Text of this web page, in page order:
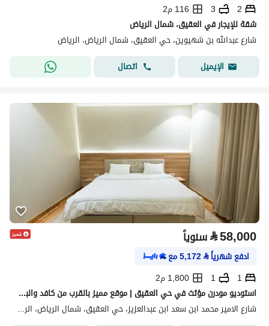
2
3
116 م2
شقة للإيجار في العقيق، شمال الرياض
شارع عبدالله بن شهيوين، حي العقيق، شمال الرياض، الرياض
الإيميل
اتصال
⃁58,000 سنوياً
ادفع شهرياً⃁
5,172مع
1
1
1,800 م2
استوديو مودرن مؤثث في حي العقيق | موقع مميز بالقرب من كافد والبوليفارد
شارع الامير محمد ابن سعد ابن عبدالعزيز، حي العقيق، شمال الرياض، الرياض